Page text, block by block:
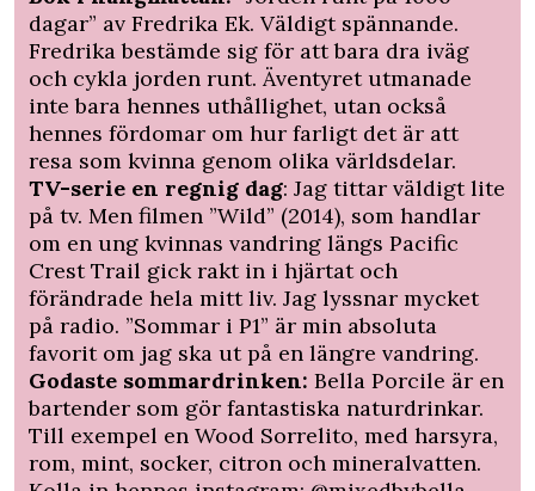
dagar” av Fredrika Ek. Väldigt spännande.
Fredrika bestämde sig för att bara dra iväg
och cykla jorden runt. Äventyret utmanade
inte bara hennes uthållighet, utan också
hennes fördomar om hur farligt det är att
resa som kvinna genom olika världsdelar.
TV-serie en regnig dag: Jag tittar väldigt lite
på tv. Men filmen ”Wild” (2014), som handlar
om en ung kvinnas vandring längs Pacific
Crest Trail gick rakt in i hjärtat och
förändrade hela mitt liv. Jag lyssnar mycket
på radio. ”Sommar i P1” är min absoluta
favorit om jag ska ut på en längre vandring.
Godaste sommardrinken: Bella Porcile är en
bartender som gör fantastiska naturdrinkar.
Till exempel en Wood Sorrelito, med harsyra,
rom, mint, socker, citron och mineralvatten.